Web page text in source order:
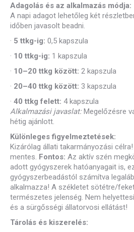
Adagolás és az alkalmazás módja:
A napi adagot lehetőleg két
időben javasolt beadni.
· 5 ttkg-ig: 0,5 kapszula
· 10 ttkg-ig: 1 kapszula
· 10–20 ttkg között: 2 kapszula
· 20–40 ttkg között: 3 kapszula
· 40 ttkg felett: 4 kapszula
Alkalmazási javaslat:Megelőzésre
hétig ajánlott.
Különleges figyelmeztetések:
Kizárólag állati takarmányozási célra!
mentes. Fontos: Az aktív szén
adott gyógyszerek hatóanyagait is,
gyógyszerbeadástól számítva
alkalmazza! A székletet sötétre/
természetes jelenség. Nem
és a sürgősségi állatorvosi ellátást!
Tárolás és kiszerelés: